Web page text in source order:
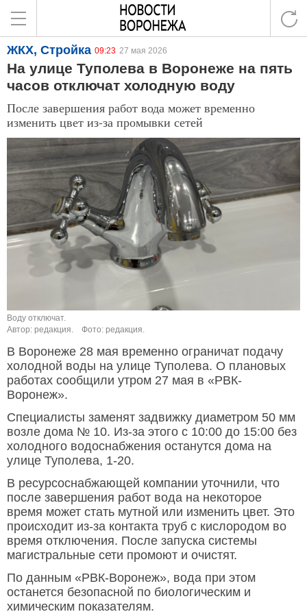
ЖКХ, Стройка 09:23 27 мая 2026
На улице Туполева в Воронеже на пять
часов отключат холодную воду
После завершения работ вода может временно
изменить цвет из-за промывки сетей
Воду отключат.
Автор: редакция.
Фото: редакция.
В Воронеже 28 мая временно ограничат подачу
холодной воды на улице Туполева. О плановых
работах сообщили утром 27 мая в «РВК-
Воронеж».
Специалисты заменят задвижку диаметром 50 мм
возле дома № 10. Из-за этого с 10:00 до 15:00 без
холодного водоснабжения останутся дома на
улице Туполева, 1-20.
В ресурсоснабжающей компании уточнили, что
после завершения работ вода на некоторое
время может стать мутной или изменить цвет. Это
происходит из-за контакта труб с кислородом во
время отключения. После запуска системы
магистральные сети промоют и очистят.
По данным «РВК-Воронеж», вода при этом
останется безопасной по биологическим и
химическим показателям.